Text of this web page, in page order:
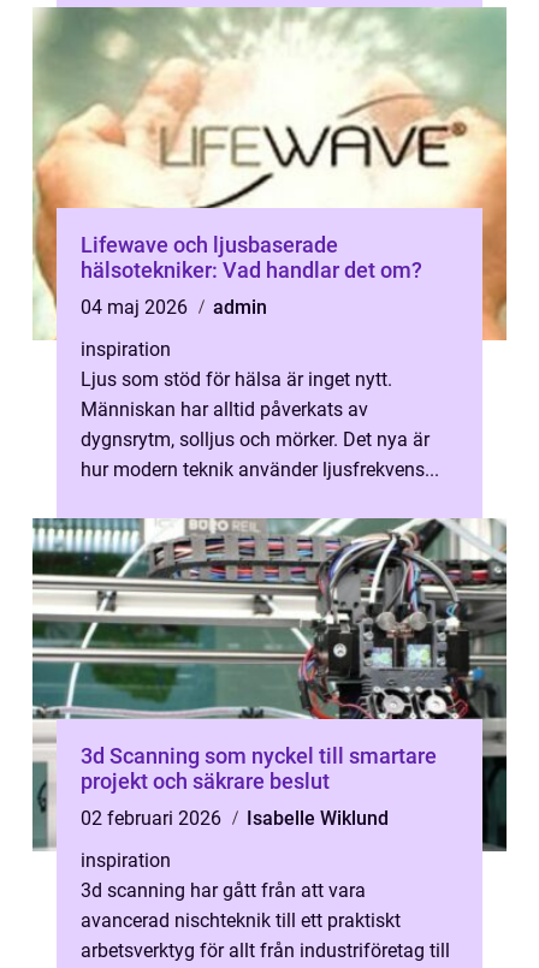
Lifewave och ljusbaserade
hälsotekniker: Vad handlar det om?
04 maj 2026
admin
inspiration
Ljus som stöd för hälsa är inget nytt.
Människan har alltid påverkats av
dygnsrytm, solljus och mörker. Det nya är
hur modern teknik använder ljusfrekvens...
3d Scanning som nyckel till smartare
projekt och säkrare beslut
02 februari 2026
Isabelle Wiklund
inspiration
3d scanning har gått från att vara
avancerad nischteknik till ett praktiskt
arbetsverktyg för allt från industriföretag till